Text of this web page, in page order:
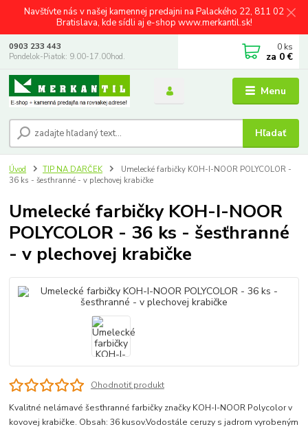
Navštívte nás v našej kamennej predajni na Palackého 22, 811 02
Bratislava, kde sídli aj e-shop www.merkantil.sk!
Menu
Hľadať
0903 233 443
Pondelok-Piatok: 9.00-17.00hod.
0 ks
za 0 €
Úvod TIP NA DARČEK
Umelecké farbičky KOH-I-NOOR POLYCOLOR -
36 ks - šesťhranné - v plechovej krabičke
Umelecké farbičky KOH-I-NOOR
POLYCOLOR - 36 ks - šesťhranné
- v plechovej krabičke
Ohodnotiť produkt
Kvalitné nelámavé šesťhranné farbičky značky KOH-I-NOOR Polycolor v
kovovej krabičke. Obsah: 36 kusov.Vodostále ceruzy s jadrom vyrobeným